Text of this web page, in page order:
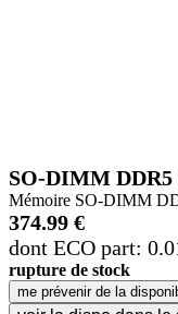
SO-DIMM DDR5
Mémoire SO-DIMM
374.99 €
dont ECO part:
rupture de stock
me prévenir de la